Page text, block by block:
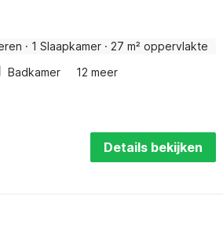
· 1 Slaapkamer · 27 m² oppervlakte
Badkamer 12 meer
Details bekijken